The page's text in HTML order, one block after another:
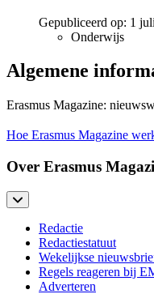
Gepubliceerd op: 1
Onderwijs
Algemene
Erasmus Magazine:
Hoe Erasmus Magazine
Over Erasmus
Redactie
Redactiestatuut
Wekelijkse
Regels reageren bij
Adverteren